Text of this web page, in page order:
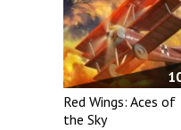
Red Wings: Aces of
the Sky